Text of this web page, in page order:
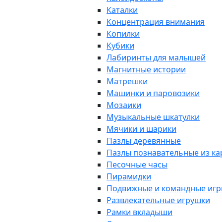
Каталки
Концентрация внимания
Копилки
Кубики
Лабиринты для малышей
Магнитные истории
Матрешки
Машинки и паровозики
Мозаики
Музыкальные шкатулки
Мячики и шарики
Пазлы деревянные
Пазлы познавательные из
Песочные часы
Пирамидки
Подвижные и командные
Развлекательные игрушки
Рамки вкладыши